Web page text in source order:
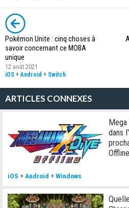
Pokémon Unite : cinq choses à
savoir concernant ce MOBA
unique
12 août 2021
iOS +Android + Switch
ARTICLES CONNEXES
dans
Offline
iOS + Android +Windows